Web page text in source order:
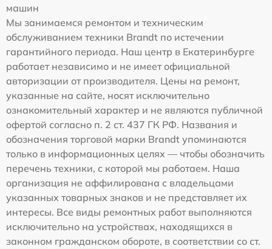
машин
Мы занимаемся ремонтом и техническим
обслуживанием техники Brandt по истечении
гарантийного периода. Наш центр в Екатеринбурге
работает независимо и не имеет официальной
авторизации от производителя. Цены на ремонт,
указанные на сайте, носят исключительно
ознакомительный характер и не являются публичной
офертой согласно п. 2 ст. 437 ГК РФ. Названия и
обозначения торговой марки Brandt упоминаются
только в информационных целях — чтобы обозначить
перечень техники, с которой мы работаем. Наша
организация не аффилирована с владельцами
указанных товарных знаков и не представляет их
интересы. Все виды ремонтных работ выполняются
исключительно на устройствах, находящихся в
законном гражданском обороте, в соответствии со ст.